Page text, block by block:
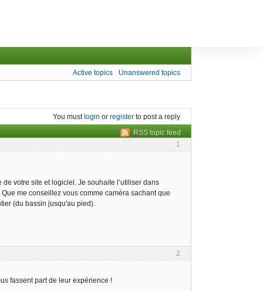
Active topics Unanswered topics
You mustlogin or register to post a reply
RSS topic feed
1
votre site et logiciel. Je souhaite l’utiliser dans
me conseillez vous comme caméra sachant que
(du bassin jusqu'au pied).
2
fassent part de leur expérience !